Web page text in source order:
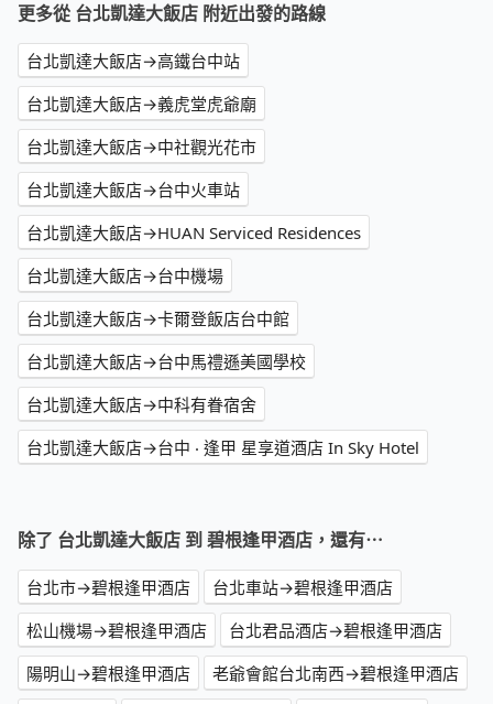
更多從 台北凱達大飯店 附近出發的路線
台北凱達大飯店→高鐵台中站
台北凱達大飯店→義虎堂虎爺廟
台北凱達大飯店→中社觀光花市
台北凱達大飯店→台中火車站
台北凱達大飯店→HUAN Serviced Residences
台北凱達大飯店→台中機場
台北凱達大飯店→卡爾登飯店台中館
台北凱達大飯店→台中馬禮遜美國學校
台北凱達大飯店→中科有眷宿舍
台北凱達大飯店→台中 ‧ 逢甲 星享道酒店 In Sky Hotel
除了 台北凱達大飯店 到 碧根逢甲酒店，還有⋯
台北市→碧根逢甲酒店
台北車站→碧根逢甲酒店
松山機場→碧根逢甲酒店
台北君品酒店→碧根逢甲酒店
陽明山→碧根逢甲酒店
老爺會館台北南西→碧根逢甲酒店